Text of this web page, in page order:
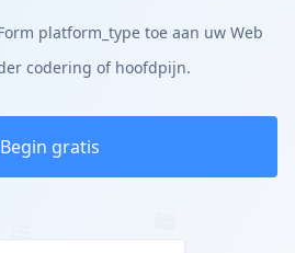
platform_type toe aan uw Web
codering of hoofdpijn.
Begin gratis